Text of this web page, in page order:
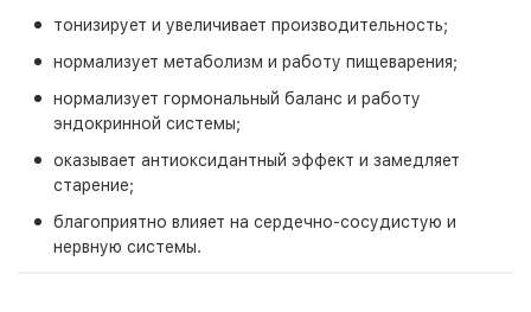
тонизирует и увеличивает производительность;
нормализует метаболизм и работу пищеварения;
нормализует гормональный баланс и работу
эндокринной системы;
оказывает антиоксидантный эффект и замедляет
старение;
благоприятно влияет на сердечно-сосудистую и
нервную системы.